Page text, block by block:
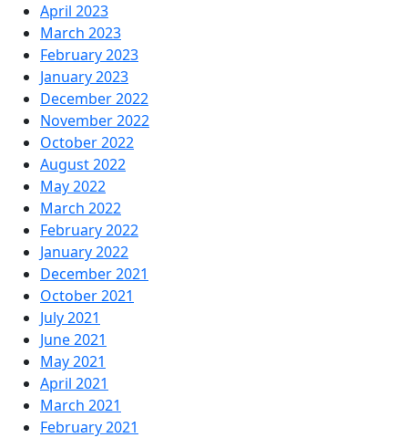
April 2023
March 2023
February 2023
January 2023
December 2022
November 2022
October 2022
August 2022
May 2022
March 2022
February 2022
January 2022
December 2021
October 2021
July 2021
June 2021
May 2021
April 2021
March 2021
February 2021